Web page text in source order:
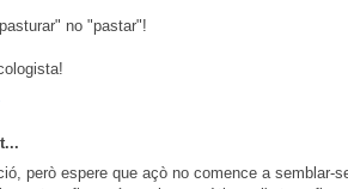
no "pastar"!
però espere que açò no comence a semblar-